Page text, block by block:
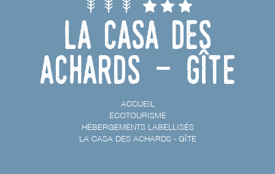
La Casa des
Achards - Gîte
ACCUEIL
ECOTOURISME
HÉBERGEMENTS LABELLISÉS
LA CASA DES ACHARDS - GÎTE